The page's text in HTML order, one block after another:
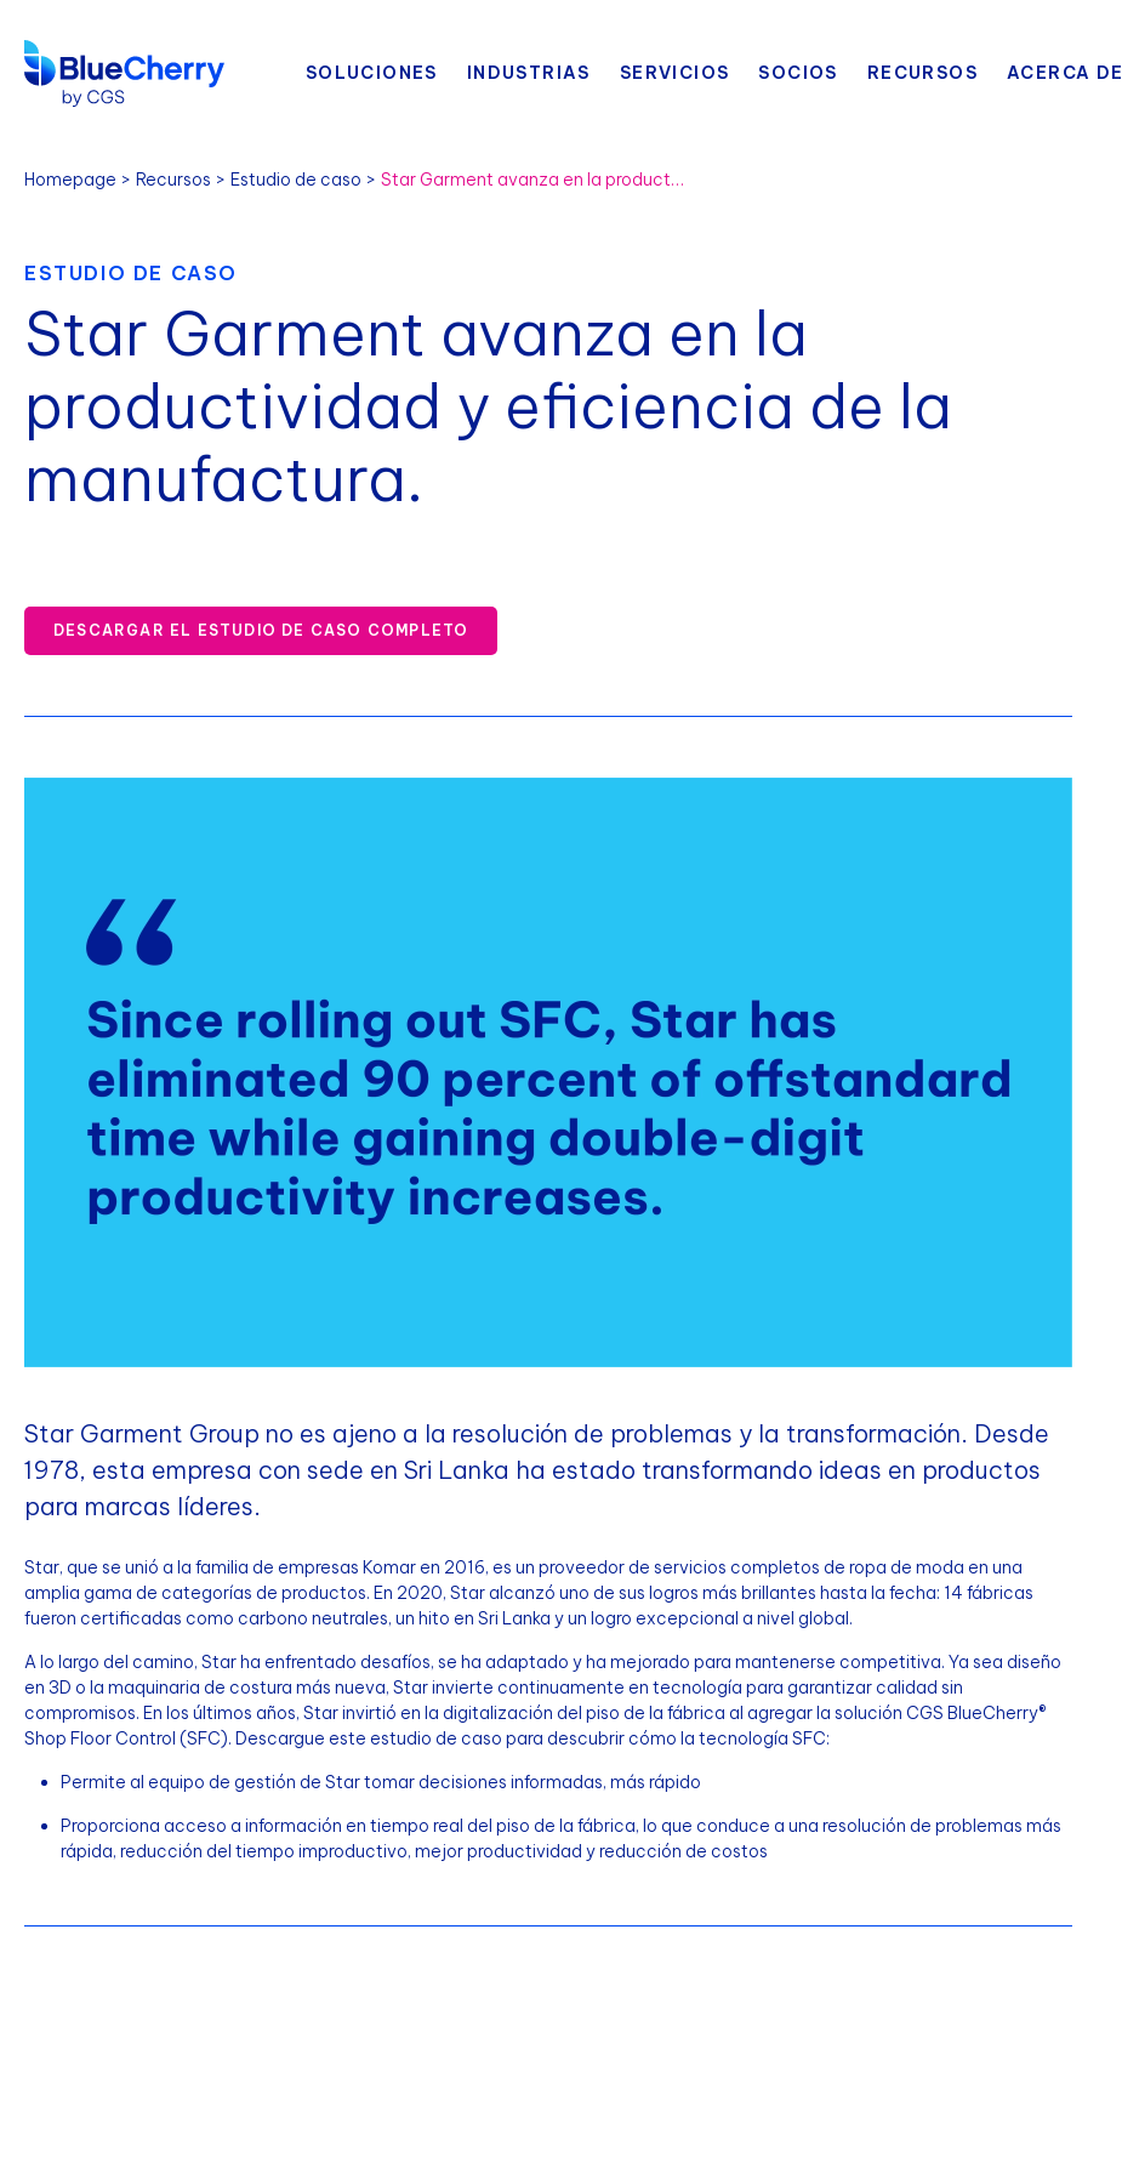
SOLUCIONES INDUSTRIAS SERVICIOS SOCIOS RECURSOS ACERCA DE
Homepage Recursos Estudio de caso Star Garment avanza en la productividad y eficiencia de la manufactura.
ESTUDIO DE CASO
Star Garment avanza en la
productividad y eficiencia de la
manufactura.
DESCARGAR EL ESTUDIO DE CASO COMPLETO
Star Garment Group no es ajeno a la resolución de problemas y la transformación. Desde
1978, esta empresa con sede en Sri Lanka ha estado transformando ideas en productos
para marcas líderes.
Star, que se unió a la familia de empresas Komar en 2016, es un proveedor de servicios completos de ropa de moda en una
amplia gama de categorías de productos. En 2020, Star alcanzó uno de sus logros más brillantes hasta la fecha: 14 fábricas
fueron certificadas como carbono neutrales, un hito en Sri Lanka y un logro excepcional a nivel global.
A lo largo del camino, Star ha enfrentado desafíos, se ha adaptado y ha mejorado para mantenerse competitiva. Ya sea diseño
en 3D o la maquinaria de costura más nueva, Star invierte continuamente en tecnología para garantizar calidad sin
compromisos. En los últimos años, Star invirtió en la digitalización del piso de la fábrica al agregar la solución CGS BlueCherry®
Shop Floor Control (SFC). Descargue este estudio de caso para descubrir cómo la tecnología SFC:
Permite al equipo de gestión de Star tomar decisiones informadas, más rápido
Proporciona acceso a información en tiempo real del piso de la fábrica, lo que conduce a una resolución de problemas más
rápida, reducción del tiempo improductivo, mejor productividad y reducción de costos